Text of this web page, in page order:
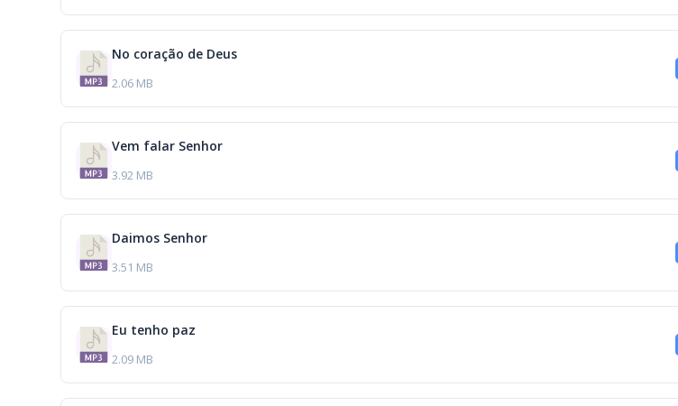
No coração de Deus
2.06 MB
Vem falar Senhor
3.92 MB
Daimos Senhor
3.51 MB
Eu tenho paz
2.09 MB